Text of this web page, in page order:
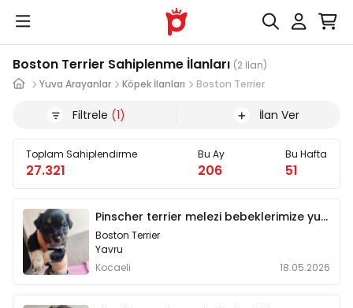
Boston Terrier Sahiplenme İlanları (2 İlan)
Yuva Arayanlar
Köpek İlanları Boston Terrier
Filtrele (1) İlan Ver
Toplam Sahiplendirme
27.321
Bu Ay
206
Bu Hafta
51
Pinscher terrier melezi bebeklerimize yuva
Boston Terrier
Yavru
Kocaeli
18.05.2026